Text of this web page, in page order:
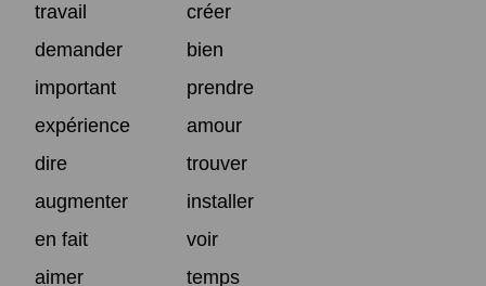
travail
créer
demander
bien
important
prendre
expérience
amour
dire
trouver
augmenter
installer
en fait
voir
aimer
temps